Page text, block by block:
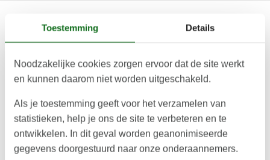
Kerteminde Strand – Zon, zand en
Kerteminde Strand staat bekend als een van de
beste en meest gezinsvriendelijke stranden van
Funen. Met fijn zand, ondiep water en volop
ruimte voor ontspanning en spel is dit de ideale
Toestemming Details
Noodzakelijke cookies zorgen ervoor dat de site werkt
en kunnen daarom niet worden uitgeschakeld.
Als je toestemming geeft voor het verzamelen van
statistieken, help je ons de site te verbeteren en te
ontwikkelen. In dit geval worden geanonimiseerde
gegevens doorgestuurd naar onze onderaannemers.